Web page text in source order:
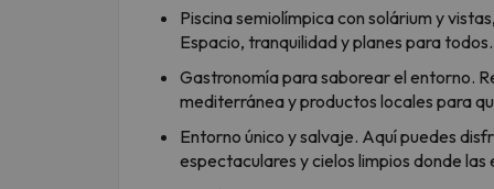
Piscina semiolímpica con solárium y
Espacio, tranquilidad y planes para todos.
Gastronomía para saborear el entorno.
mediterránea y productos locales para
Entorno único y salvaje. Aquí puedes
espectaculares y cielos limpios donde